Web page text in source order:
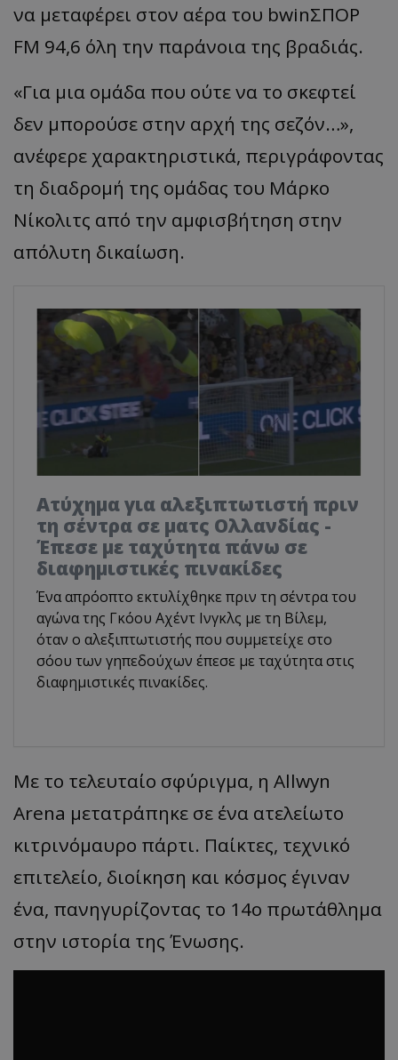
να μεταφέρει στον αέρα του bwinΣΠΟΡ
FM 94,6 όλη την παράνοια της βραδιάς.
«Για μια ομάδα που ούτε να το σκεφτεί
δεν μπορούσε στην αρχή της σεζόν…»,
ανέφερε χαρακτηριστικά, περιγράφοντας
τη διαδρομή της ομάδας του Μάρκο
Νίκολιτς από την αμφισβήτηση στην
απόλυτη δικαίωση.
Ατύχημα για αλεξιπτωτιστή πριν
τη σέντρα σε ματς Ολλανδίας -
Έπεσε με ταχύτητα πάνω σε
διαφημιστικές πινακίδες
Ένα απρόοπτο εκτυλίχθηκε πριν τη σέντρα του
αγώνα της Γκόου Αχέντ Ινγκλς με τη Βίλεμ,
όταν ο αλεξιπτωτιστής που συμμετείχε στο
σόου των γηπεδούχων έπεσε με ταχύτητα στις
διαφημιστικές πινακίδες.
Με το τελευταίο σφύριγμα, η Allwyn
Arena μετατράπηκε σε ένα ατελείωτο
κιτρινόμαυρο πάρτι. Παίκτες, τεχνικό
επιτελείο, διοίκηση και κόσμος έγιναν
ένα, πανηγυρίζοντας το 14ο πρωτάθλημα
στην ιστορία της Ένωσης.